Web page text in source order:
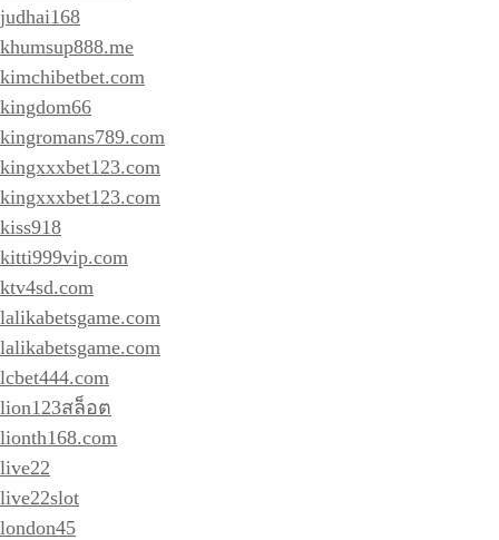
judhai168
khumsup888.me
kimchibetbet.com
kingdom66
kingromans789.com
kingxxxbet123.com
kingxxxbet123.com
kiss918
kitti999vip.com
ktv4sd.com
lalikabetsgame.com
lalikabetsgame.com
lcbet444.com
lion123สล็อต
lionth168.com
live22
live22slot
london45